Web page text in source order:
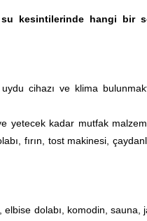
su kesintilerinde hangi bir
cihazı ve klima
yetecek kadar mutfak
fırın, tost makinesi,
dolabı, komodin, sauna,